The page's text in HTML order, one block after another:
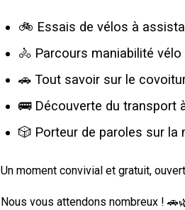
🚲 Essais de vélos à
🚴 Parcours maniabilité
🚗 Tout savoir sur le
🚌 Découverte du transport
🎲 Porteur de paroles sur
Un moment convivial et gratuit,
Nous vous attendons nombreux !